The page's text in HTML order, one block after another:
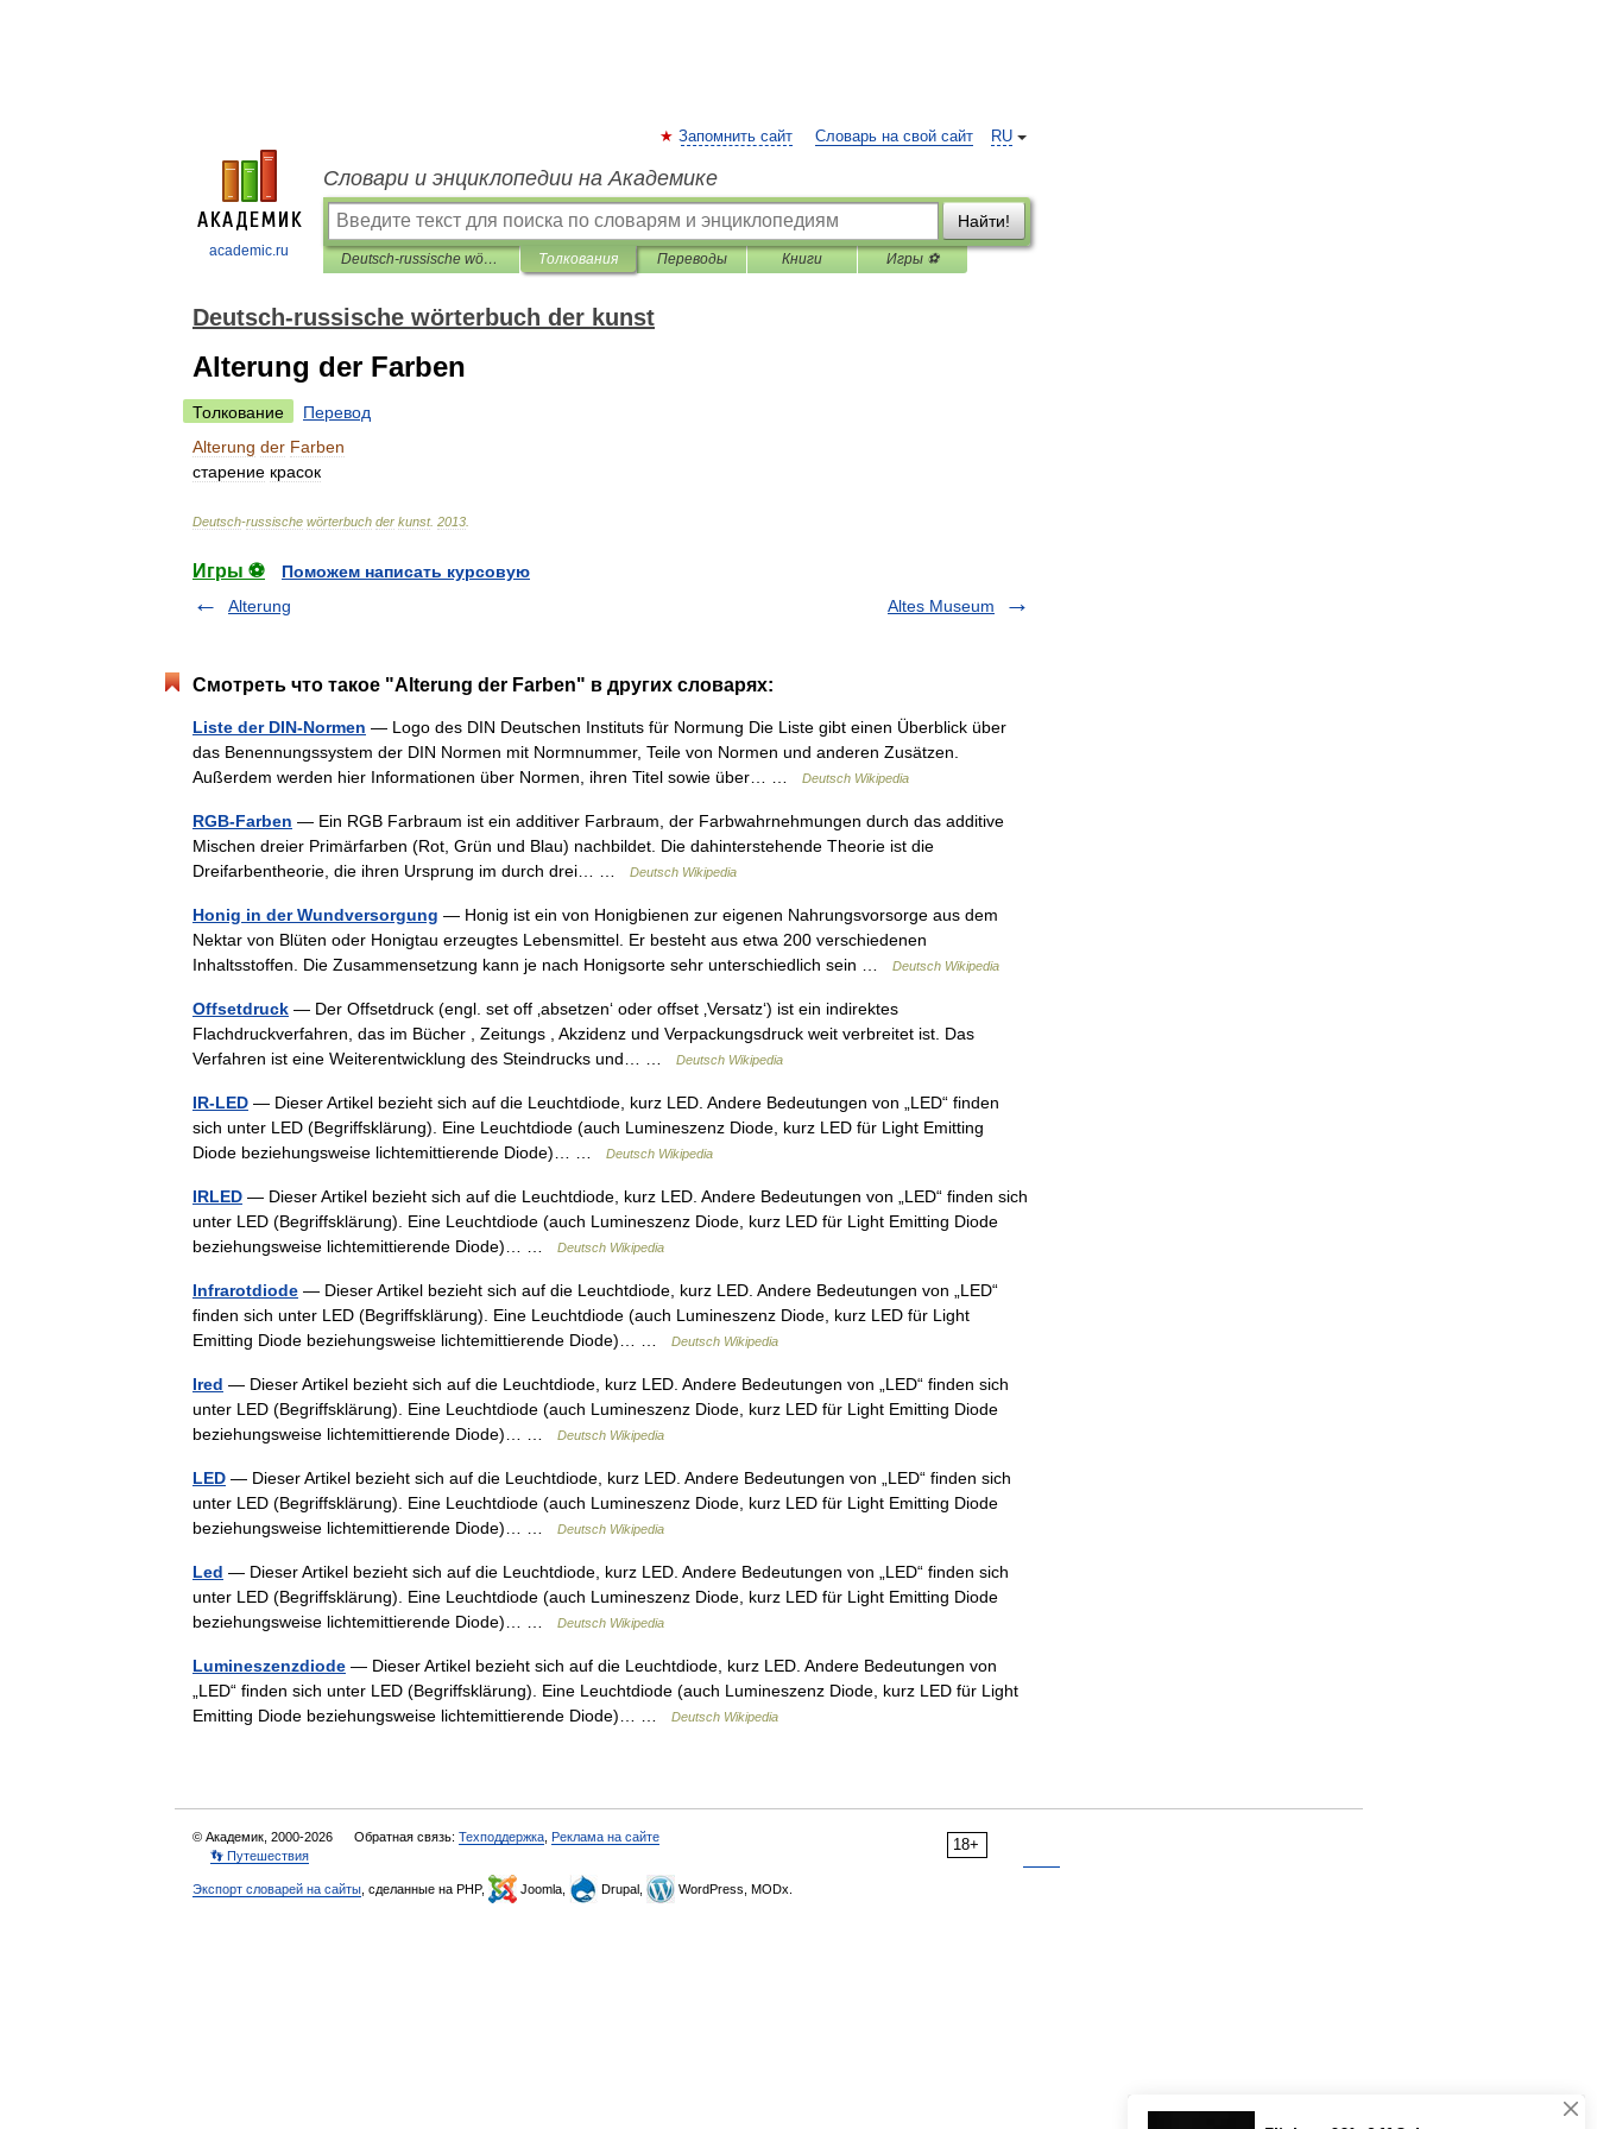
academic.ru
RU
Запомнить сайт Словарь на свой сайт
Словари и энциклопедии на Академике
Найти!
Deutsch-russische wörterbuch der kunst Толкования Переводы Книги Игры ⚽
Deutsch-russische wörterbuch der kunst
Alterung der Farben
Толкование
Перевод
Alterung der Farben
старение красок
Deutsch-russische wörterbuch der kunst. 2013
Игры ⚽
Поможем написать курсовую
Alterung
Altes Museum
Смотреть что такое "Alterung der Farben" в других словарях:
Liste der DIN-Normen — Logo des DIN Deutschen Instituts für Normung Die Liste gibt einen Überblick über
das Benennungssystem der DIN Normen mit Normnummer, Teile von Normen und anderen Zusätzen.
Außerdem werden hier Informationen über Normen, ihren Titel sowie über… …
Deutsch Wikipedia
RGB-Farben — Ein RGB Farbraum ist ein additiver Farbraum, der Farbwahrnehmungen durch das additive
Mischen dreier Primärfarben (Rot, Grün und Blau) nachbildet. Die dahinterstehende Theorie ist die
Dreifarbentheorie, die ihren Ursprung im durch drei… …
Deutsch Wikipedia
Honig in der Wundversorgung — Honig ist ein von Honigbienen zur eigenen Nahrungsvorsorge aus dem
Nektar von Blüten oder Honigtau erzeugtes Lebensmittel. Er besteht aus etwa 200 verschiedenen
Inhaltsstoffen. Die Zusammensetzung kann je nach Honigsorte sehr unterschiedlich sein …
Deutsch Wikipedia
Offsetdruck — Der Offsetdruck (engl. set off ‚absetzen‘ oder offset ‚Versatz‘) ist ein indirektes
Flachdruckverfahren, das im Bücher , Zeitungs , Akzidenz und Verpackungsdruck weit verbreitet ist. Das
Verfahren ist eine Weiterentwicklung des Steindrucks und… …
Deutsch Wikipedia
IR-LED — Dieser Artikel bezieht sich auf die Leuchtdiode, kurz LED. Andere Bedeutungen von „LED“ finden
sich unter LED (Begriffsklärung). Eine Leuchtdiode (auch Lumineszenz Diode, kurz LED für Light Emitting
Diode beziehungsweise lichtemittierende Diode)… …
Deutsch Wikipedia
IRLED — Dieser Artikel bezieht sich auf die Leuchtdiode, kurz LED. Andere Bedeutungen von „LED“ finden sich
unter LED (Begriffsklärung). Eine Leuchtdiode (auch Lumineszenz Diode, kurz LED für Light Emitting Diode
beziehungsweise lichtemittierende Diode)… …
Deutsch Wikipedia
Infrarotdiode — Dieser Artikel bezieht sich auf die Leuchtdiode, kurz LED. Andere Bedeutungen von „LED“
finden sich unter LED (Begriffsklärung). Eine Leuchtdiode (auch Lumineszenz Diode, kurz LED für Light
Emitting Diode beziehungsweise lichtemittierende Diode)… …
Deutsch Wikipedia
Ired — Dieser Artikel bezieht sich auf die Leuchtdiode, kurz LED. Andere Bedeutungen von „LED“ finden sich
unter LED (Begriffsklärung). Eine Leuchtdiode (auch Lumineszenz Diode, kurz LED für Light Emitting Diode
beziehungsweise lichtemittierende Diode)… …
Deutsch Wikipedia
LED — Dieser Artikel bezieht sich auf die Leuchtdiode, kurz LED. Andere Bedeutungen von „LED“ finden sich
unter LED (Begriffsklärung). Eine Leuchtdiode (auch Lumineszenz Diode, kurz LED für Light Emitting Diode
beziehungsweise lichtemittierende Diode)… …
Deutsch Wikipedia
Led — Dieser Artikel bezieht sich auf die Leuchtdiode, kurz LED. Andere Bedeutungen von „LED“ finden sich
unter LED (Begriffsklärung). Eine Leuchtdiode (auch Lumineszenz Diode, kurz LED für Light Emitting Diode
beziehungsweise lichtemittierende Diode)… …
Deutsch Wikipedia
Lumineszenzdiode — Dieser Artikel bezieht sich auf die Leuchtdiode, kurz LED. Andere Bedeutungen von
„LED“ finden sich unter LED (Begriffsklärung). Eine Leuchtdiode (auch Lumineszenz Diode, kurz LED für Light
Emitting Diode beziehungsweise lichtemittierende Diode)… …
Deutsch Wikipedia
18+
© Академик, 2000-2026 Обратная связь: Техподдержка Реклама на сайте
👣 Путешествия
Экспорт словарей на сайты , сделанные на PHP, Joomla, Drupal, WordPress, MODx.